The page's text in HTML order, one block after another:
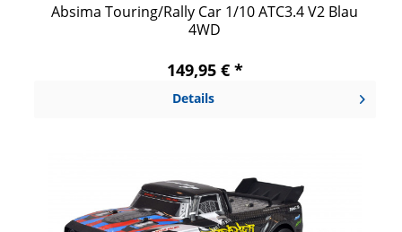
Absima Touring/Rally Car 1/10 ATC3.4 V2 Blau
4WD
149,95 € *
Details